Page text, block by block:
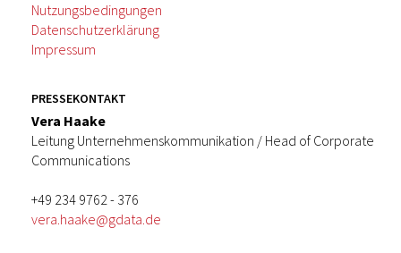
Nutzungsbedingungen
Datenschutzerklärung
Impressum
PRESSEKONTAKT
Vera Haake
Leitung Unternehmenskommunikation / Head of Corporate
Communications
+49 234 9762 - 376
vera.haake@gdata.de